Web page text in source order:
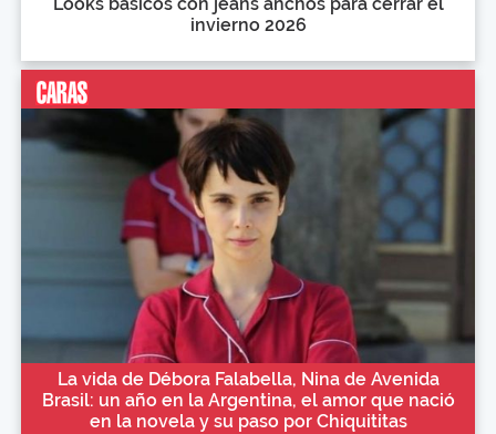
invierno 2026
La vida de Débora Falabella, Nina de Avenida
Brasil: un año en la Argentina, el amor que nació
en la novela y su paso por Chiquititas